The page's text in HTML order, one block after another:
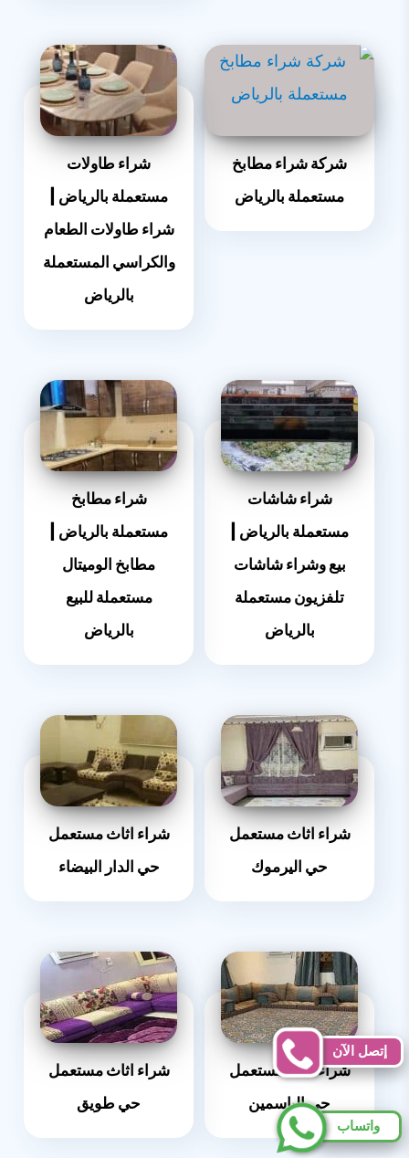
شركة شراء مطابخ
مستعملة بالرياض
شراء طاولات
مستعملة بالرياض |
شراء طاولات الطعام
والكراسي المستعملة
بالرياض
شراء شاشات
مستعملة بالرياض |
بيع وشراء شاشات
تلفزيون مستعملة
بالرياض
شراء مطابخ
مستعملة بالرياض |
مطابخ الوميتال
مستعملة للبيع
بالرياض
شراء اثاث مستعمل
حي اليرموك
شراء اثاث مستعمل
حي الدار البيضاء
شراء اثاث مستعمل
حي الياسمين
شراء اثاث مستعمل
حي طويق
إتصل الآن
واتساب